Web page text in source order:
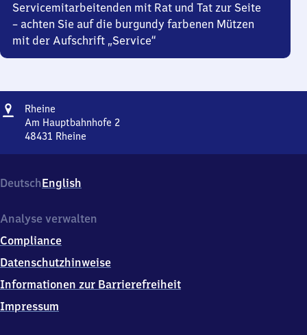
Servicemitarbeitenden mit Rat und Tat zur Seite
– achten Sie auf die burgundy farbenen Mützen
mit der Aufschrift „Service“
Adresse
Rheine
Am Hauptbahnhofe 2
48431 Rheine
Hauptbahnhofe
2,
8
3
1
DeutschEnglish
Analyse verwalten
Compliance
Datenschutzhinweise
Informationen zur Barrierefreiheit
Impressum